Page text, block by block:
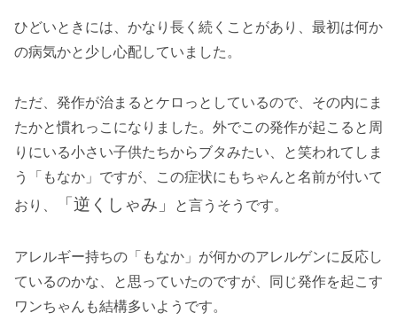
ひどいときには、かなり長く続くことがあり、最初は何か
の病気かと少し心配していました。
ただ、発作が治まるとケロっとしているので、その内にま
たかと慣れっこになりました。外でこの発作が起こると周
りにいる小さい子供たちからブタみたい、と笑われてしま
う「もなか」ですが、この症状にもちゃんと名前が付いて
おり、
「逆くしゃみ」 と言うそうです。
アレルギー持ちの「もなか」が何かのアレルゲンに反応し
ているのかな、と思っていたのですが、同じ発作を起こす
ワンちゃんも結構多いようです。